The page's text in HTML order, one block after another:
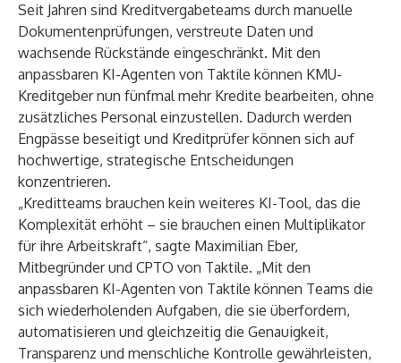
Seit Jahren sind Kreditvergabeteams durch manuelle
Dokumentenprüfungen, verstreute Daten und
wachsende Rückstände eingeschränkt. Mit den
anpassbaren KI-Agenten von Taktile können KMU-
Kreditgeber nun fünfmal mehr Kredite bearbeiten, ohne
zusätzliches Personal einzustellen. Dadurch werden
Engpässe beseitigt und Kreditprüfer können sich auf
hochwertige, strategische Entscheidungen
konzentrieren.
„Kreditteams brauchen kein weiteres KI-Tool, das die
Komplexität erhöht – sie brauchen einen Multiplikator
für ihre Arbeitskraft“, sagte Maximilian Eber,
Mitbegründer und CPTO von Taktile. „Mit den
anpassbaren KI-Agenten von Taktile können Teams die
sich wiederholenden Aufgaben, die sie überfordern,
automatisieren und gleichzeitig die Genauigkeit,
Transparenz und menschliche Kontrolle gewährleisten,